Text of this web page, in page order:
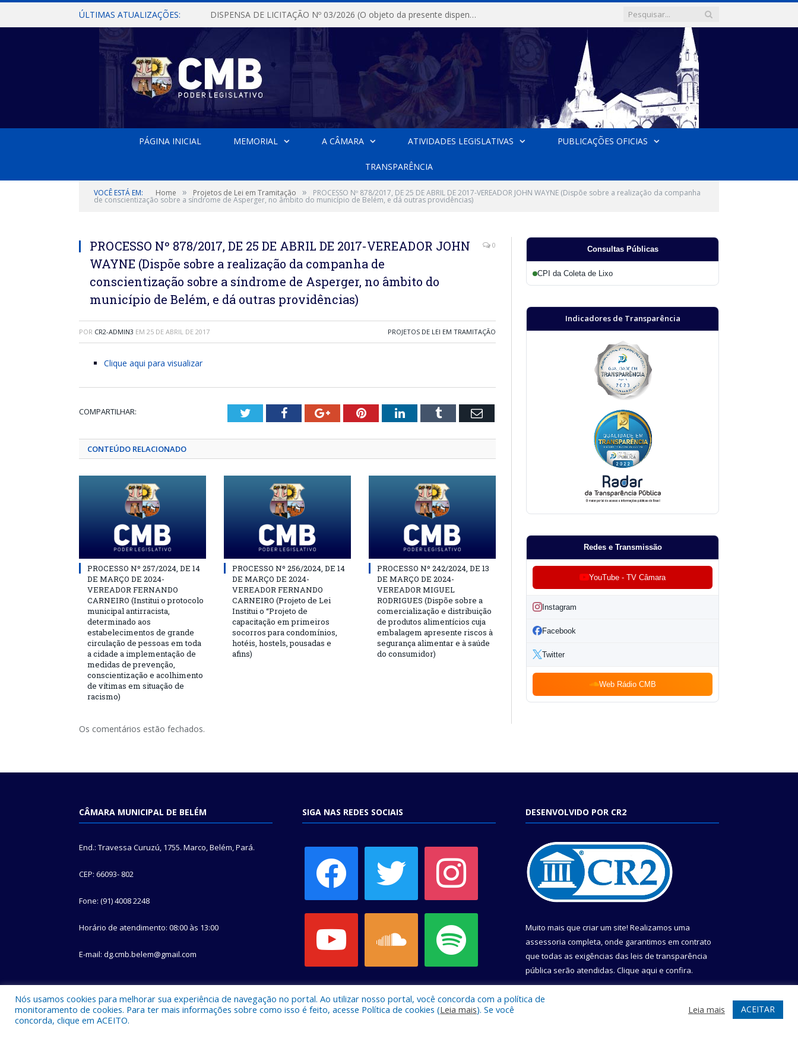
ÚLTIMAS ATUALIZAÇÕES: DISPENSA DE LICITAÇÃO Nº 03/2026 (O objeto da presente dispensa é a escolha da proposta mais vantajosa para a aquisição, de aparelhos de ar condicionado, tipo Split, com material de instalação e fogão industrial, conforme condições, quantidades e exigências estabelecidas no termo de referencia e neste aviso de contratação direta e seus anexos)
PÁGINA INICIAL MEMORIAL A CÂMARA ATIVIDADES LEGISLATIVAS PUBLICAÇÕES OFICIAS
TRANSPARÊNCIA
VOCÊ ESTÁ EM: Home » Projetos de Lei em Tramitação » PROCESSO Nº 878/2017, DE 25 DE ABRIL DE 2017-VEREADOR JOHN WAYNE (Dispõe sobre a realização da companha
de conscientização sobre a síndrome de Asperger, no âmbito do município de Belém, e dá outras providências)
PROCESSO Nº 878/2017, DE 25 DE ABRIL DE 2017-VEREADOR JOHN
WAYNE (Dispõe sobre a realização da companha de
conscientização sobre a síndrome de Asperger, no âmbito do
município de Belém, e dá outras providências)
0
POR CR2-ADMIN3 EM 25 DE ABRIL DE 2017 PROJETOS DE LEI EM TRAMITAÇÃO
Clique aqui para visualizar
COMPARTILHAR: TwitterFacebookGoogle+PinterestLinkedInTumblr Email
CONTEÚDO RELACIONADO
PROCESSO Nº 257/2024, DE 14
DE MARÇO DE 2024-
VEREADOR FERNANDO
CARNEIRO (Institui o protocolo
municipal antirracista,
determinado aos
estabelecimentos de grande
circulação de pessoas em toda
a cidade a implementação de
medidas de prevenção,
conscientização e acolhimento
de vítimas em situação de
racismo)
PROCESSO Nº 256/2024, DE 14
DE MARÇO DE 2024-
VEREADOR FERNANDO
CARNEIRO (Projeto de Lei
Institui o “Projeto de
capacitação em primeiros
socorros para condomínios,
hotéis, hostels, pousadas e
afins)
PROCESSO Nº 242/2024, DE 13
DE MARÇO DE 2024-
VEREADOR MIGUEL
RODRIGUES (Dispõe sobre a
comercialização e distribuição
de produtos alimentícios cuja
embalagem apresente riscos à
segurança alimentar e à saúde
do consumidor)
Os comentários estão fechados.
Consultas Públicas
CPI da Coleta de Lixo
Indicadores de Transparência
Redes e Transmissão
YouTube - TV Câmara
Instagram
Facebook
Twitter
Web Rádio CMB
CÂMARA MUNICIPAL DE BELÉM
End.: Travessa Curuzú, 1755. Marco, Belém, Pará.
CEP: 66093- 802
Fone: (91) 4008 2248
Horário de atendimento: 08:00 às 13:00
E-mail: dg.cmb.belem@gmail.com
SIGA NAS REDES SOCIAIS DESENVOLVIDO POR CR2
Muito mais que criar um site! Realizamos uma
assessoria completa, onde garantimos em contrato
que todas as exigências das leis de transparência
pública serão atendidas. Clique aqui e confira.
Conheça o
Nós usamos cookies para melhorar sua experiência de navegação no portal. Ao utilizar nosso portal, você concorda com a política de
monitoramento de cookies. Para ter mais informações sobre como isso é feito, acesse Política de cookies (Leia mais). Se você
concorda, clique em ACEITO.
Leia mais ACEITAR